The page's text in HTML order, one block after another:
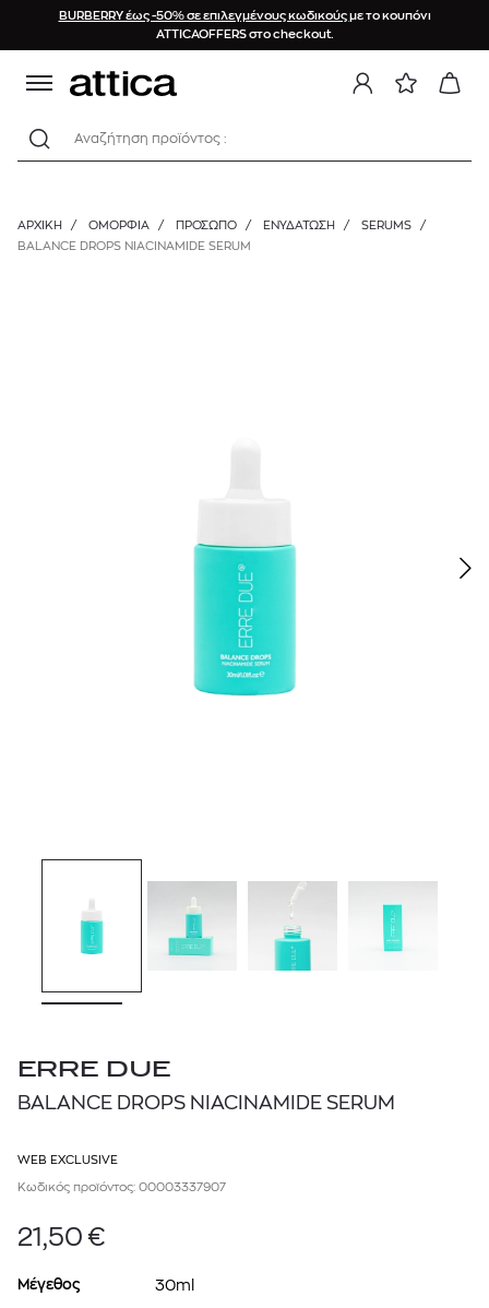
BURBERRY έως -50% σε επιλεγμένους κωδικούςμε το κουπόνι
ATTICAOFFERS στο checkout.
Αναζήτηση προϊόντος :
ΑΡΧΙΚΉ / ΟΜΟΡΦΙΑ / ΠΡΟΣΩΠΟ / ΕΝΥΔΆΤΩΣΗ / SERUMS
/
BALANCE DROPS NIACINAMIDE SERUM
ERRE DUE
BALANCE DROPS NIACINAMIDE SERUM
WEB EXCLUSIVE
Κωδικός προϊόντος: 00003337907
21,50 €
Μέγεθος 30ml